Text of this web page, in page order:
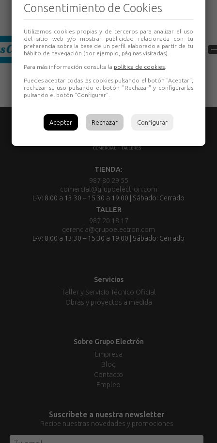
TIENDA:
987 80 29 55
comercial@grupoelectron.com
L-V: 8:00 a 13:30 – 15:30 a 19:00 | Sábado: Cerrado
TALLER
987 20 18 17
gerencia@grupoelectron.com
L-V: 8:00 a 13:30 – 15:30 a 19:00 | Sábado: Cerrado
Servicios
Taller y Servicio Técnico Oficial
Obras y proyectos a medida
Sobre Grupo Electrón
Empresa
Blog
Contacto
Empleo
Suscríbete a nuestra newsletter
Recibe nuestras novedades y promociones
Consentimiento de Cookies
Utilizamos cookies propias y de terceros para analizar el uso
del sitio web y/o mostrar publicidad relacionada con tu
preferencia sobre la base de un perfil elaborado a partir de tu
hábito de navegación (por ejemplo, páginas visitadas).
Para más información consulta la política de cookies
Puedes aceptar todas las cookies pulsando el botón "Aceptar",
rechazar su uso pulsando el botón "Rechazar" y configurarlas
pulsando el botón "Configurar".
Aceptar Rechazar Configurar